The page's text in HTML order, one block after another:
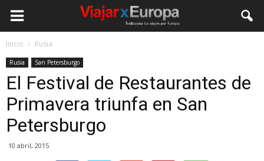
Viajar
por
Europa
Inicio Rusia
Rusia San Petersburgo
El Festival de Restaurantes de
Primavera triunfa en San
Petersburgo
10 abril, 2015